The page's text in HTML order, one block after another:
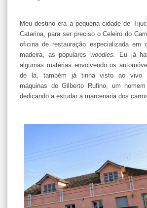
Meu destino era a pequena cidade de
Catarina, para ser preciso o Celeiro do
oficina de restauração especializada em
madeira, as populareswoodies. Eu já
algumas matérias envolvendo os
de lá, também já tinha visto ao vivo
máquinas do Gilberto Rufino, um
dedicando a estudar a marcenaria dos